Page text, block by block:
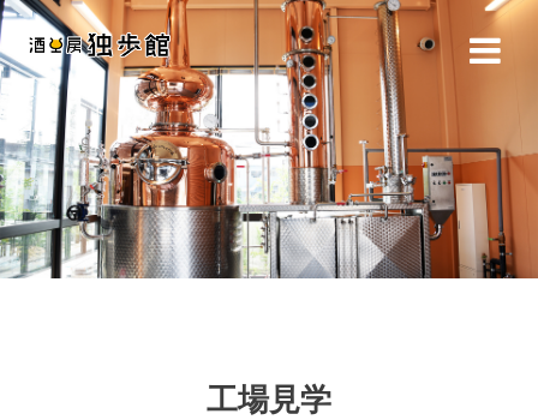
コ
ン
テ
ン
ツ
へ
ス
キ
ッ
プ
工場見学